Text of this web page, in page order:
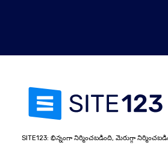
SITE123: భిన్నంగా నిర్మించబడింది, మెరుగ్గా